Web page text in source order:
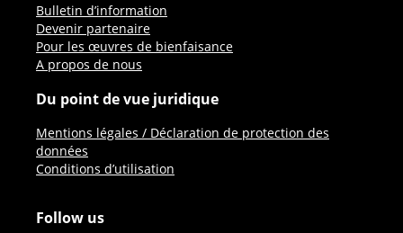
Bulletin d’information
Devenir partenaire
Pour les œuvres de bienfaisance
A propos de nous
Du point de vue juridique
Mentions légales / Déclaration de protection des
données
Conditions d’utilisation
Follow us